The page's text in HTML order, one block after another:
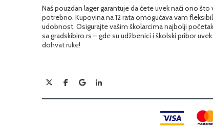
Naš pouzdan lager garantuje da ćete uvek naći ono što
potrebno. Kupovina na 12 rata omogućava vam
udobnost. Osigurajte vašim školarcima najbolji
sa gradskibiro.rs – gde su udžbenici i školski pribor
dohvat ruke!